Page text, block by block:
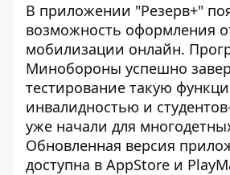
В приложении "Резерв+"
возможность оформления
мобилизации онлайн.
Минобороны успешно
тестирование такую
инвалидностью и
уже начали для
Обновленная версия
доступна в AppStore и